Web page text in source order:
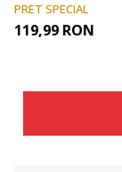
PRET SPECIAL
119,99 RON